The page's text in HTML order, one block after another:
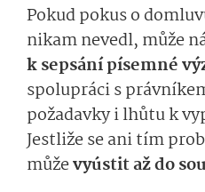
Pokud pokus o
nikam nevedl, může
ksepsání písemné
spolupráci s
požadavky i lhůtu k
Jestliže seanitím
můževyústitaždo